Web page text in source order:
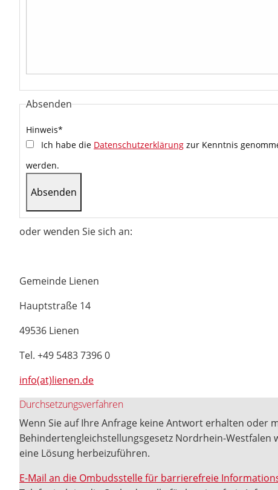
Absenden
Hinweis*
Ich habe die Datenschutzerklärung zur Kenntnis
werden.
oder wenden Sie sich an:
Gemeinde Lienen
Hauptstraße 14
49536 Lienen
Tel. +49 5483 7396 0
info(at)lienen.de
Durchsetzungsverfahren
Wenn Sie auf Ihre Anfrage keine Antwort erhalten oder
Behindertengleichstellungsgesetz Nordrhein-Westfalen
eine Lösung herbeizuführen.
E-Mail an die Ombudsstelle für barrierefreie